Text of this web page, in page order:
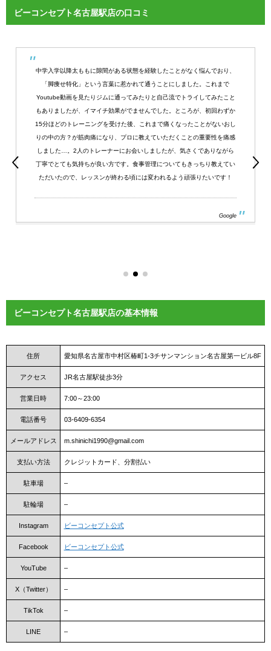
ビーコンセプト名古屋駅店の口コミ
中学入学以降太ももに隙間がある状態を経験したことがなく悩んでおり、
「脚痩せ特化」という言葉に惹かれて通うことにしました。これまで
Youtube動画を見たりジムに通ってみたりと自己流でトライしてみたこと
もありましたが、イマイチ効果がでませんでした。ところが、初回わずか
15分ほどのトレーニングを受けた後、これまで痛くなったことがないおし
りの中の方？が筋肉痛になり、プロに教えていただくことの重要性を痛感
しました…。2人のトレーナーにお会いしましたが、気さくでありながら
丁寧でとても気持ちが良い方です。食事管理についてもきっちり教えてい
ただいたので、レッスンが終わる頃には変われるよう頑張りたいです！
Google
ビーコンセプト名古屋駅店の基本情報
住所 愛知県名古屋市中村区椿町1-3チサンマンション名古屋第一ビル8F
アクセス JR名古屋駅徒歩3分
営業日時 7:00～23:00
電話番号 03-6409-6354
メールアドレス m.shinichi1990@gmail.com
支払い方法 クレジットカード、分割払い
駐車場 –
駐輪場 –
Instagram ビーコンセプト公式
Facebook ビーコンセプト公式
YouTube –
X（Twitter） –
TikTok –
LINE –